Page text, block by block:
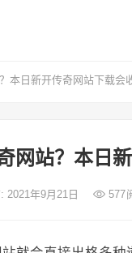
本日新开传奇网站下载会
网站？本日
2021年9月21日 577